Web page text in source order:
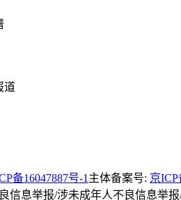
道
备16047887号-1 主体备案号: 京ICP
信息举报/涉未成年人不良信息举